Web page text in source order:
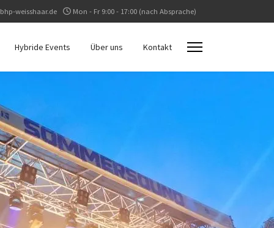
weisshaar.de Mon - Fr 9:00 - 17:00 (nach Absprache)
Hybride Events Über uns Kontakt